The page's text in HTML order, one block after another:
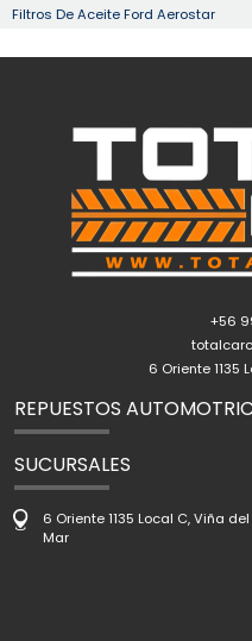
Filtros De Aceite Ford Aerostar
+56
6 Oriente 1135
REPUESTOS
SUCURSALES
6 Oriente 1135 Local C, Viña del
Mar